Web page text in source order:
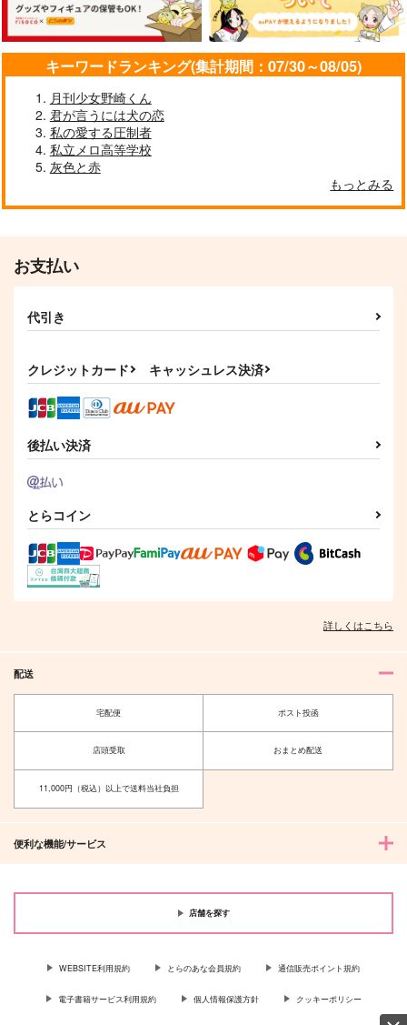
キーワードランキング(集計期間：07/30～08/05)
月刊少女野崎くん
君が言うには犬の恋
私の愛する圧制者
私立メロ高等学校
灰色と赤
もっとみる
お支払い
代引き
クレジットカード キャッシュレス決済
後払い決済
とらコイン
詳しくはこちら
配送
宅配便 ポスト投函
店頭受取 おまとめ配送
11,000円（税込）以上で送料当社負担
便利な機能/サービス
店舗を探す
WEBSITE利用規約 とらのあな会員規約 通信販売ポイント規約
電子書籍サービス利用規約 個人情報保護方針 クッキーポリシー